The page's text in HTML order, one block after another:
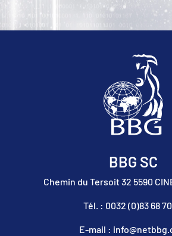
BBG SC
Chemin du Tersoit 32 5590
Tél. : 0032 (0)83 68
E-mail :